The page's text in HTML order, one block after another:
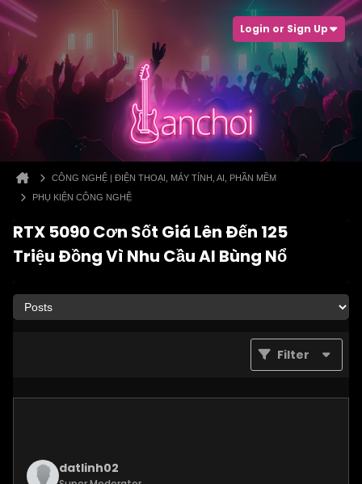
Login or Sign Up
CÔNG NGHỆ | ĐIỆN THOẠI, MÁY TÍNH, AI, PHẦN MỀM
PHỤ KIỆN CÔNG NGHỆ
RTX 5090 Cơn Sốt Giá Lên Đến 125
Triệu Đồng Vì Nhu Cầu AI Bùng Nổ
Filter
datlinh02